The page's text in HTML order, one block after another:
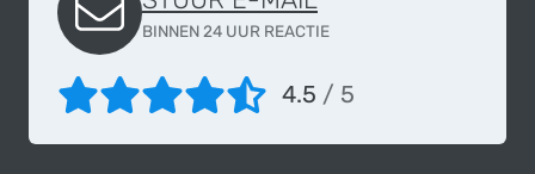
BINNEN 24 UUR REACTIE
4.5 / 5